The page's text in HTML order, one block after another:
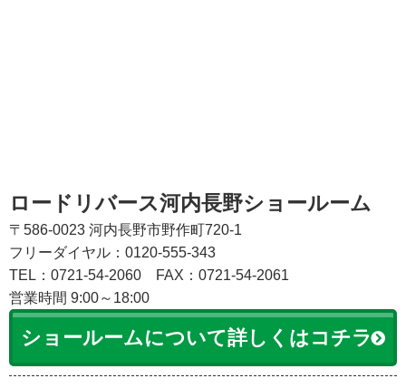
ロードリバース河内長野ショールーム
〒586-0023 河内長野市野作町720-1
フリーダイヤル：0120-555-343
TEL：0721-54-2060
FAX：0721-54-2061
営業時間 9:00～18:00
ショールームについて詳しくはコチラ